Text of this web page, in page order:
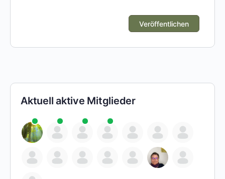
Aktuell aktive Mitglieder